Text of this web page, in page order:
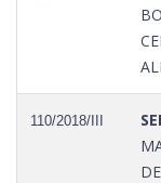
110/2018/III